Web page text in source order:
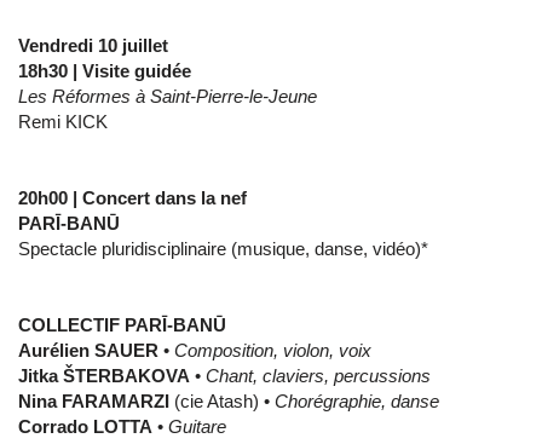
Vendredi 10 juillet
18h30 | Visite guidée
Les Réformes à Saint-Pierre-le-Jeune
Remi KICK
20h00 | Concert dans la nef
PARĪ-BANŪ
Spectacle pluridisciplinaire (musique, danse, vidéo)*
COLLECTIF PARĪ-BANŪ
Aurélien SAUER • Composition, violon, voix
Jitka ŠTERBAKOVA • Chant, claviers, percussions
Nina FARAMARZI (cie Atash) • Chorégraphie, danse
Corrado LOTTA • Guitare